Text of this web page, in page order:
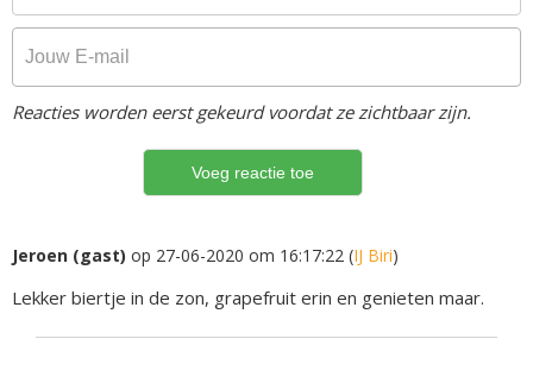
Reacties worden eerst gekeurd voordat ze zichtbaar zijn.
Jeroen (gast) op 27-06-2020 om 16:17:22 (IJ Biri)
Lekker biertje in de zon, grapefruit erin en genieten maar.